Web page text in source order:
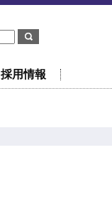
採用情報